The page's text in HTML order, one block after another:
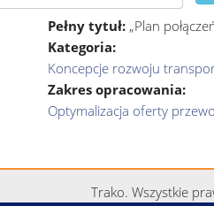
Pełny tytuł: „Plan
Kategoria:
Koncepcje rozwoju
Zakres opracowania:
Optymalizacja oferty
Trako. Wszystkie